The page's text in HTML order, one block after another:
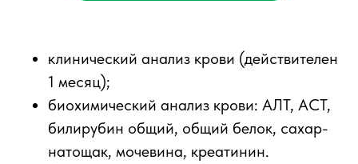
клинический анализ крови (действителен
1 месяц);
биохимический анализ крови: АЛТ, АСТ,
билирубин общий, общий белок, сахар-
натощак, мочевина, креатинин.